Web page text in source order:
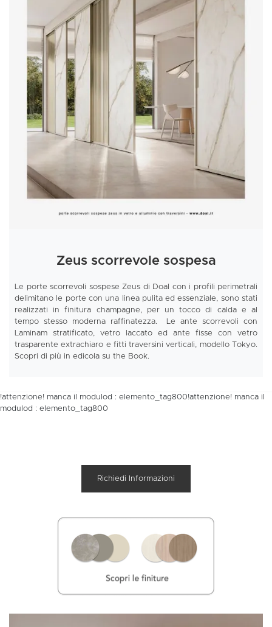
Zeus scorrevole sospesa
Le porte scorrevoli sospese Zeus di Doal con i profili perimetrali
delimitano le porte con una linea pulita ed essenziale, sono stati
realizzati in finitura champagne, per un tocco di calda e al
tempo stesso moderna raffinatezza. Le ante scorrevoli con
Laminam stratificato, vetro laccato ed ante fisse con vetro
trasparente extrachiaro e fitti traversini verticali, modello Tokyo.
Scopri di più in edicola su the Book.
!attenzione! manca il modulod : elemento_tag800!attenzione! manca il
modulod : elemento_tag800
Richiedi Informazioni